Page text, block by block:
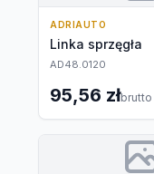
ADRIAUTO
Linka sprzęgła
AD48.0120
95,56 złbrutto